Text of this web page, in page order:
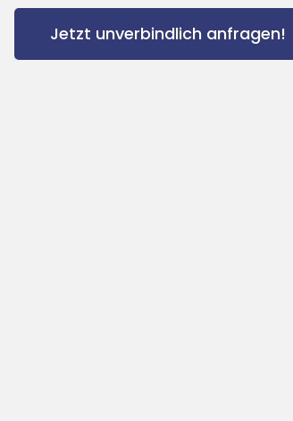
Jetzt unverbindlich anfragen!